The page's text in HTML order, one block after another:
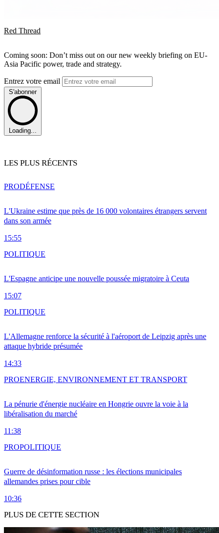
Red Thread
Coming soon: Don’t miss out on our new weekly briefing on EU-
Asia Pacific power, trade and strategy.
Entrez votre email
S'abonner
Loading...
LES PLUS RÉCENTS
L'Ukraine estime que près de 16 000 volontaires étrangers servent
dans son armée
15:55
PRODÉFENSE
L'Espagne anticipe une nouvelle poussée migratoire à Ceuta
15:07
POLITIQUE
L'Allemagne renforce la sécurité à l'aéroport de Leipzig après une
attaque hybride présumée
14:33
POLITIQUE
La pénurie d'énergie nucléaire en Hongrie ouvre la voie à la
libéralisation du marché
11:38
PROENERGIE, ENVIRONNEMENT ET TRANSPORT
Guerre de désinformation russe : les élections municipales
allemandes prises pour cible
10:36
PROPOLITIQUE
PLUS DE CETTE SECTION